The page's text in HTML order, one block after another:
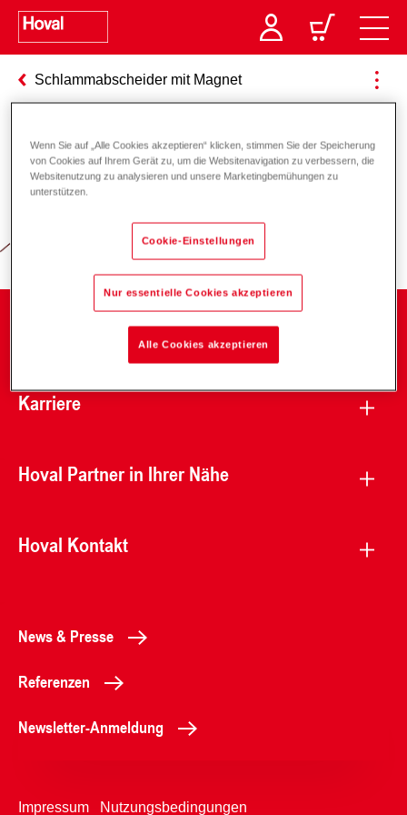
Schlammabscheider mit Magnet
Verantwortung für Energie und
Karriere
Hoval Partner in Ihrer Nähe
Hoval Kontakt
News & Presse
Referenzen
Newsletter-Anmeldung
Impressum Nutzungsbedingungen
Wenn Sie auf „Alle Cookies akzeptieren“ klicken, stimmen Sie der Speicherung
von Cookies auf Ihrem Gerät zu, um die Websitenavigation zu verbessern, die
Websitenutzung zu analysieren und unsere Marketingbemühungen zu
unterstützen.
Cookie-Einstellungen
Nur essentielle Cookies akzeptieren
Alle Cookies akzeptieren